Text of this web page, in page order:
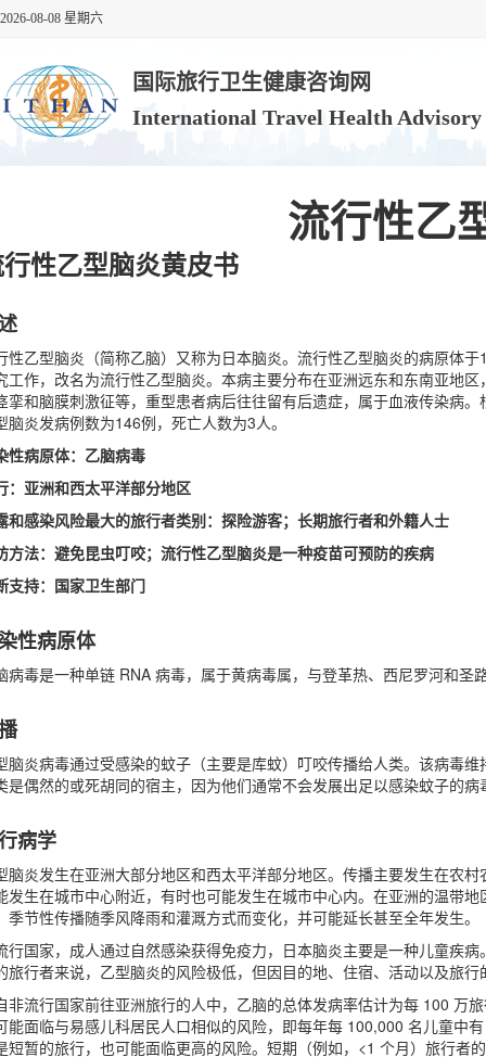
2026-08-08 星期六
国际旅行卫生健康咨询网
International Travel Health
流行性乙
性乙型脑炎黄皮书
性乙型脑炎（简称乙脑）又称为日本脑炎。流行性乙型脑炎的病原体
工作，改名为流行性乙型脑炎。本病主要分布在亚洲远东和东南亚地
挛和脑膜刺激征等，重型患者病后往往留有后遗症，属于血液传染病
脑炎发病例数为146例，死亡人数为3人。
性病原体：乙脑病毒
：亚洲和西太平洋部分地区
和感染风险最大的旅行者类别：探险游客；长期旅行者和外籍人士
方法：避免昆虫叮咬；流行性乙型脑炎是一种疫苗可预防的疾病
支持：国家卫生部门
性病原体
病毒是一种单链 RNA 病毒，属于黄病毒属，与登革热、西尼罗河和圣
脑炎病毒通过受感染的蚊子（主要是库蚊）叮咬传播给人类。该病毒
是偶然的或死胡同的宿主，因为他们通常不会发展出足以感染蚊子的
病学
脑炎发生在亚洲大部分地区和西太平洋部分地区。传播主要发生在农
发生在城市中心附近，有时也可能发生在城市中心内。在亚洲的温带
季节性传播随季风降雨和灌溉方式而变化，并可能延长甚至全年发生。
行国家，成人通过自然感染获得免疫力，日本脑炎主要是一种儿童疾
旅行者来说，乙型脑炎的风险极低，但因目的地、住宿、活动以及旅
非流行国家前往亚洲旅行的人中，乙脑的总体发病率估计为每 100 万
能面临与易感儿科居民人口相似的风险，即每年每 100,000 名儿童中
短暂的旅行，也可能面临更高的风险。短期（例如，<1 个月）旅行